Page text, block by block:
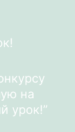
на
урок!”